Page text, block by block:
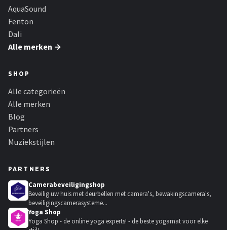
AquaSound
Fenton
Dali
Alle merken →
SHOP
Alle categorieën
Alle merken
Blog
Partners
Muziekstijlen
PARTNERS
Camerabeveiligingshop
Beveilig uw huis met deurbellen met camera's, bewakingscamera's,
beveiligingscamerasysteme...
Yoga Shop
Yoga Shop - de online yoga experts! - de beste yogamat voor elke